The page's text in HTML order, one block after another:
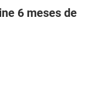
6 meses de